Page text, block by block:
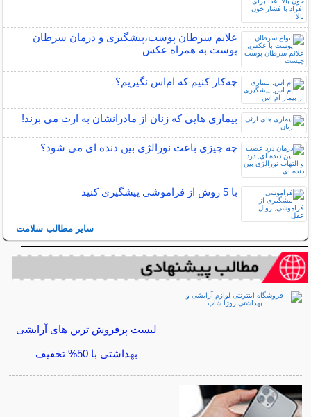
علایم سرطان پوست،پیشگیری و درمان سرطان
پوست به همراه عکس
چه‌كار كنيم كه ام‌اس نگيريم؟
بیماری هایی که زنان از مادرانشان به ارث می برند!
چه چیزی باعث نورالژی بین دنده ای می شود؟
با 5 روش از فراموشی پیشگیری کنید
سایر مطالب سلامت
لیست پرفروش ترین های آرایشی
بهداشتی با 50% تخفیف